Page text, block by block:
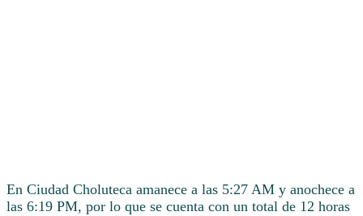
En Ciudad Choluteca amanece a las 5:27 AM y anochece a
las 6:19 PM, por lo que se cuenta con un total de 12 horas